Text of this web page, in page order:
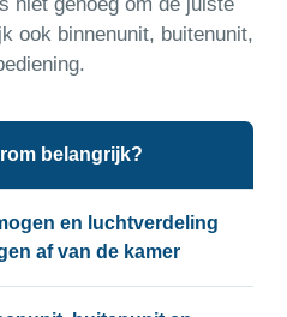
ook binnenunit, buitenunit,
belangrijk?
en luchtverdeling
af van de kamer